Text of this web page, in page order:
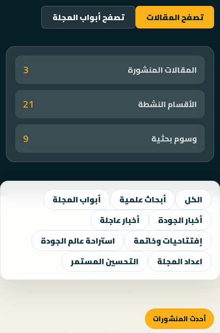
تصفح المقالات تصفح أبواب المجلة
المقالات المنشورة 3
الأقسام النشطة 21
وسوم بحثية 9
الكل أبحاث علمية
أبواب المجلة
أخبار الجودة
أخبار عاجلة
إفتتاحيات وخاتمة
استراحة عالم الجودة
اعداد المجلة
التحسين المستمر
أحدث المنشورات